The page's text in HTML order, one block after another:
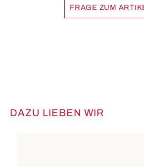
FRAGE ZUM
Produktgalerie überspringen
DAZU LIEBEN WIR